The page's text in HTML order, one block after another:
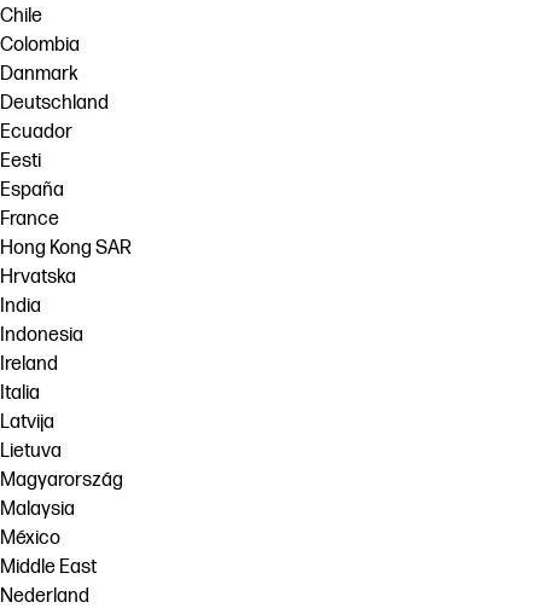
Chile
Colombia
Danmark
Deutschland
Ecuador
Eesti
España
France
Hong Kong SAR
Hrvatska
India
Indonesia
Ireland
Italia
Latvija
Lietuva
Magyarország
Malaysia
México
Middle East
Nederland